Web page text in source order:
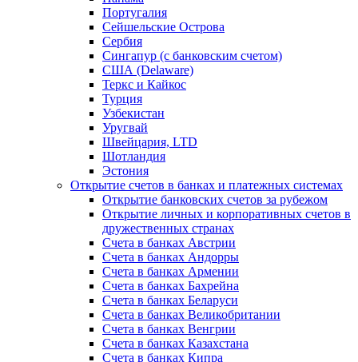
Португалия
Сейшельские Острова
Сербия
Сингапур (c банковским счетом)
США (Delaware)
Теркс и Кайкос
Турция
Узбекистан
Уругвай
Швейцария, LTD
Шотландия
Эстония
Открытие счетов в банках и платежных системах
Открытие банковских счетов за рубежом
Открытие личных и корпоративных счетов в
дружественных странах
Счета в банках Австрии
Счета в банках Андорры
Счета в банках Армении
Счета в банках Бахрейна
Счета в банках Беларуси
Счета в банках Великобритании
Счета в банках Венгрии
Счета в банках Казахстана
Счета в банках Кипра